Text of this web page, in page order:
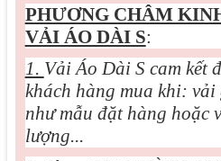
PHƯƠNG CHÂM
VẢI ÁO DÀI S:
1. Vải Áo Dài S cam kết
khách hàng mua khi:
như mẫu đặt hàng hoặc
lượng...